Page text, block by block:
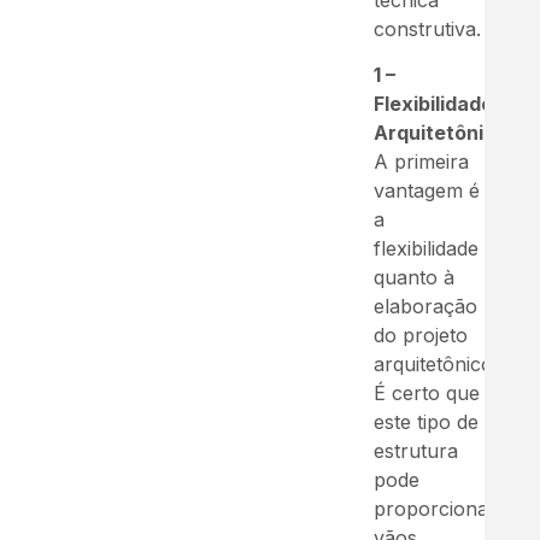
construtiva.
1 –
Flexibilidade
Arquitetônica:
A primeira
vantagem é
a
flexibilidade
quanto à
elaboração
do projeto
arquitetônico.
É certo que
este tipo de
estrutura
pode
proporcionar